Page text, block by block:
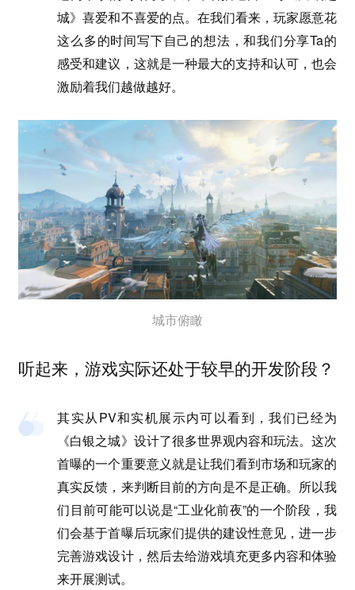
城》喜爱和不喜爱的点。在我们看来，玩家愿意花
这么多的时间写下自己的想法，和我们分享Ta的
感受和建议，这就是一种最大的支持和认可，也会
激励着我们越做越好。
城市俯瞰
听起来，游戏实际还处于较早的开发阶段？
其实从PV和实机展示内可以看到，我们已经为
《白银之城》设计了很多世界观内容和玩法。这次
首曝的一个重要意义就是让我们看到市场和玩家的
真实反馈，来判断目前的方向是不是正确。所以我
们目前可能可以说是“工业化前夜”的一个阶段，我
们会基于首曝后玩家们提供的建设性意见，进一步
完善游戏设计，然后去给游戏填充更多内容和体验
来开展测试。